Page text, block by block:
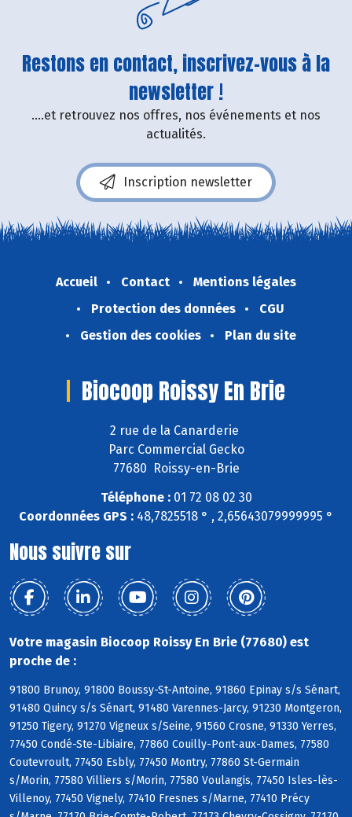
Restons en contact, inscrivez-vous à la
newsletter !
....et retrouvez nos offres, nos événements et nos
actualités.
Inscription newsletter
Accueil Contact
Mentions légales
Protection des données
CGU
Gestion des cookies
Plan du site
Biocoop Roissy En Brie
2 rue de la Canarderie
Parc Commercial Gecko
77680 Roissy-en-Brie
Téléphone :01 72 08 02 30
Coordonnées GPS : 48,7825518 ° , 2,65643079999995 °
Nous suivre sur
Votre magasin Biocoop Roissy En Brie (77680) est
proche de :
91800 Brunoy, 91800 Boussy-St-Antoine, 91860 Epinay s/s Sénart,
91480 Quincy s/s Sénart, 91480 Varennes-Jarcy, 91230 Montgeron,
91250 Tigery, 91270 Vigneux s/Seine, 91560 Crosne, 91330 Yerres,
77450 Condé-Ste-Libiaire, 77860 Couilly-Pont-aux-Dames, 77580
Coutevroult, 77450 Esbly, 77450 Montry, 77860 St-Germain
s/Morin, 77580 Villiers s/Morin, 77580 Voulangis, 77450 Isles-lès-
Villenoy, 77450 Vignely, 77410 Fresnes s/Marne, 77410 Précy